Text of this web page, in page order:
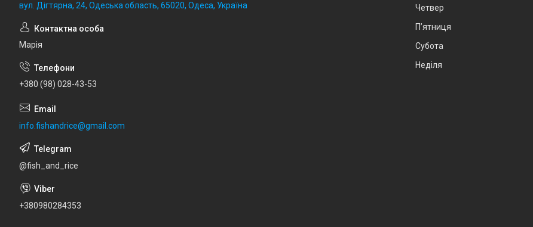
вул. Дігтярна, 24, Одеська область, 65020, Одеса, Україна
Марія
+380 (98) 028-43-53
info.fishandrice@gmail.com
@fish_and_rice
+380980284353
Четвер
Пʼятниця
Субота
Неділя